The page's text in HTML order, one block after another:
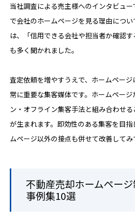
当社調査による売主様へのインタビュ
で会社のホームページを見る理由につ
は、「信用できる会社や担当者か確認
も多く聞かれました。
査定依頼を増やすうえで、ホームペー
常に重要な集客媒体です。ホームペー
ン・オフライン集客手法と組み合わせ
が生まれます。即効性のある集客を目
ムページ以外の接点も併せて改善してみ
不動産売却ホームペー
事例集10選